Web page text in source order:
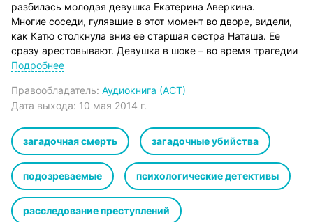
разбилась молодая девушка Екатерина Аверкина.
Многие соседи, гулявшие в этот момент во дворе, видели,
как Катю столкнула вниз ее старшая сестра Наташа. Ее
сразу арестовывают. Девушка в шоке – во время трагедии
она… гуляла по Москве со своим молодым человеком
показания перечеркивают все доводы Наташи, и, кажется,
ничто не в силах ей помочь.
адвокат Виталий Кирган и оперуполномоченный Антон
Сташис. В ходе расследования они обнаруживают
неожиданные факты, которые в конце концов приведут их
к ошеломляющей разгадке…
Подробнее
Правообладатель: Аудиокнига (АСТ)
Дата выхода: 10 мая 2014 г.
загадочная смерть загадочные убийства
подозреваемые психологические детективы
расследование преступлений